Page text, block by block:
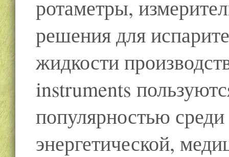
ротаметры,
решения для
жидкости
instruments
популярностью
энергетической,